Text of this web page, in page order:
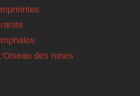
des runes